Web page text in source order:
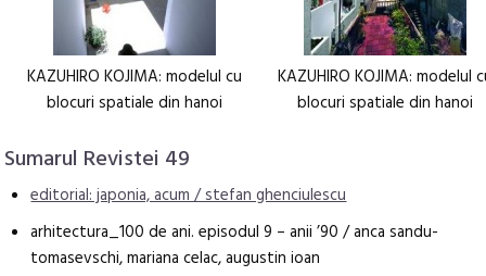
KAZUHIRO KOJIMA: modelul cu
blocuri spatiale din hanoi
KAZUHIRO KOJIMA: modelul
blocuri spatiale din hanoi
Sumarul Revistei 49
editorial: japonia, acum / stefan ghenciulescu
arhitectura_100 de ani. episodul 9 – anii ’90 / anca sandu-
tomasevschi, mariana celac, augustin ioan